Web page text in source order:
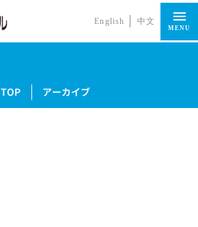
English 中文
MENU
TOP アーカイブ